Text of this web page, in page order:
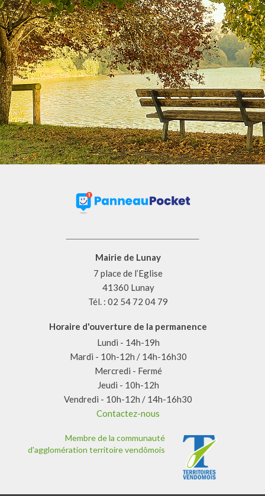
Mairie de Lunay
7 place de l’Eglise
41360 Lunay
Tél. : 02 54 72 04 79
Horaire d'ouverture de la permanence
Lundi - 14h-19h
Mardi - 10h-12h / 14h-16h30
Mercredi - Fermé
Jeudi - 10h-12h
Vendredi - 10h-12h / 14h-16h30
Contactez-nous
Membre de la communauté
d'agglomération territoire vendômois